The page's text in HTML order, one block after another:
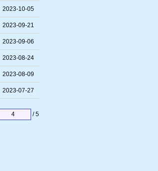
2023-10-05
2023-09-21
2023-09-06
2023-08-24
2023-08-09
2023-07-27
/ 5